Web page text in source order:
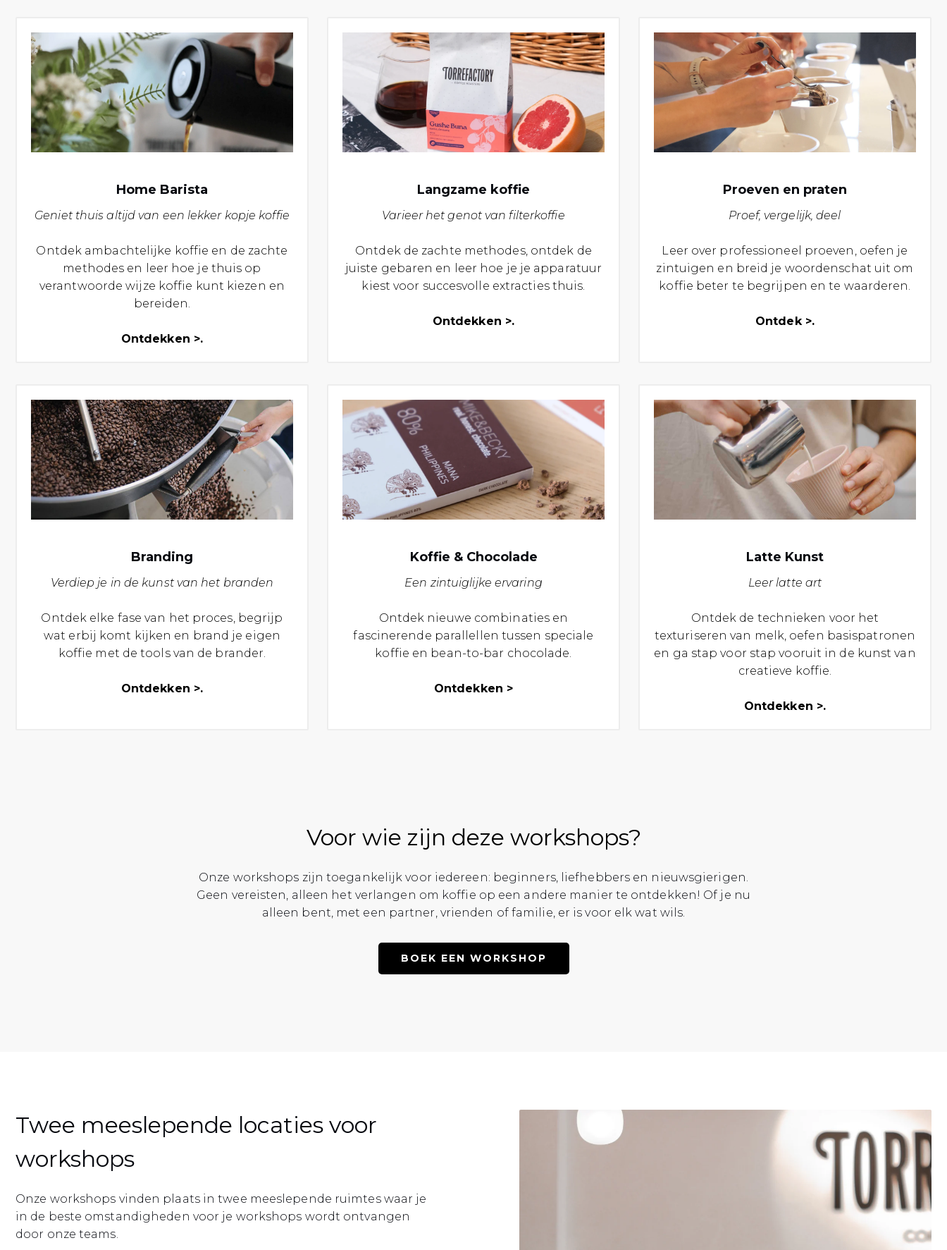
Home Barista
Geniet thuis altijd van een lekker kopje koffie
Ontdek ambachtelijke koffie en de zachte
methodes en leer hoe je thuis op
verantwoorde wijze koffie kunt kiezen en
bereiden.
Ontdekken >.
Langzame koffie
Varieer het genot van filterkoffie
Ontdek de zachte methodes, ontdek de
juiste gebaren en leer hoe je je apparatuur
kiest voor succesvolle extracties thuis.
Ontdekken >.
Proeven en praten
Proef, vergelijk, deel
Leer over professioneel proeven, oefen je
zintuigen en breid je woordenschat uit om
koffie beter te begrijpen en te waarderen.
Ontdek >.
Branding
Verdiep je in de kunst van het branden
Ontdek elke fase van het proces, begrijp
wat erbij komt kijken en brand je eigen
koffie met de tools van de brander.
Ontdekken >.
Koffie & Chocolade
Een zintuiglijke ervaring
Ontdek nieuwe combinaties en
fascinerende parallellen tussen speciale
koffie en bean-to-bar chocolade.
Ontdekken >
Latte Kunst
Leer latte art
Ontdek de technieken voor het
texturiseren van melk, oefen basispatronen
en ga stap voor stap vooruit in de kunst van
creatieve koffie.
Ontdekken >.
Voor wie zijn deze workshops?
Onze workshops zijn toegankelijk voor iedereen: beginners, liefhebbers en nieuwsgierigen.
Geen vereisten, alleen het verlangen om koffie op een andere manier te ontdekken! Of je nu
alleen bent, met een partner, vrienden of familie, er is voor elk wat wils.
BOEK EEN WORKSHOP
Twee meeslepende locaties voor
workshops
Onze workshops vinden plaats in twee meeslepende ruimtes waar je
in de beste omstandigheden voor je workshops wordt ontvangen
door onze teams.